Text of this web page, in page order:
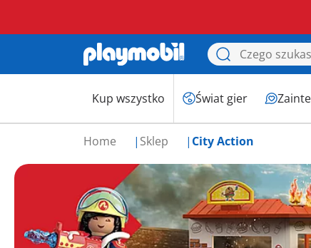
Kup wszystko Świat gier
Home Sklep City Action